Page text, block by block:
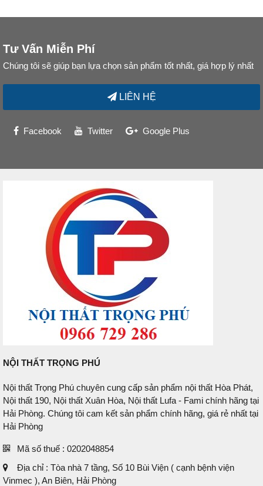
Tư Vấn Miễn Phí
Chúng tôi sẽ giúp bạn lựa chọn sản phẩm tốt nhất, giá hợp lý nhất
LIÊN HỆ
Facebook Twitter Google Plus
NỘI THẤT TRỌNG PHÚ
Nội thất Trọng Phú chuyên cung cấp sản phẩm nội thất Hòa Phát,
Nội thất 190, Nội thất Xuân Hòa, Nội thất Lufa - Fami chính hãng tại
Hải Phòng. Chúng tôi cam kết sản phẩm chính hãng, giá rẻ nhất tại
Hải Phòng
Mã số thuế : 0202048854
Địa chỉ : Tòa nhà 7 tầng, Số 10 Bùi Viện ( cạnh bệnh viện
Vinmec ), An Biên, Hải Phòng